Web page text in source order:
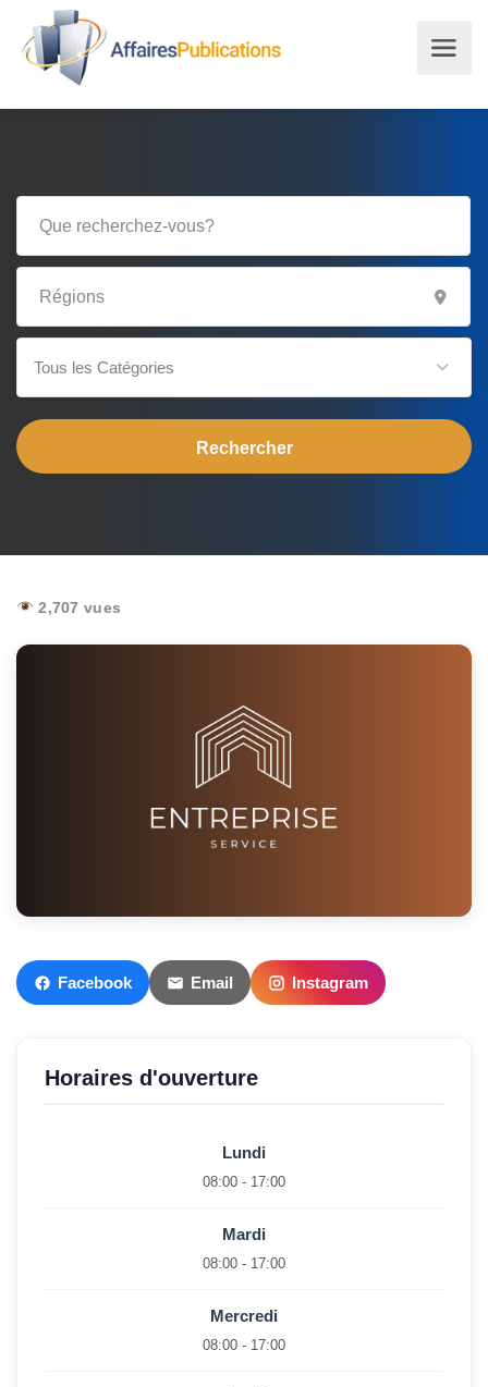
Tous les Catégories
2,707 vues
Facebook Email Instagram
Horaires d'ouverture
Lundi
08:00 - 17:00
Mardi
08:00 - 17:00
Mercredi
08:00 - 17:00